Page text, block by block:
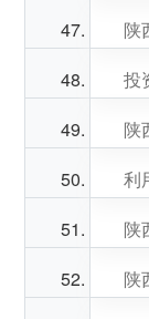
陕
投
陕
陕
陕